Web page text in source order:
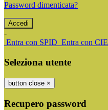
Password dimenticata?
-
Entra con SPID Entra con CIE
Seleziona utente
button close ×
Recupero password